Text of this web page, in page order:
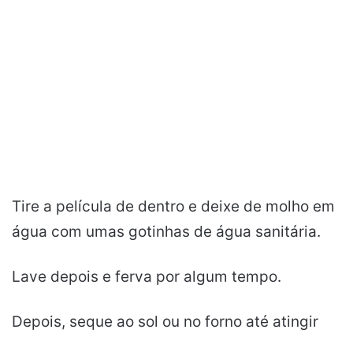
Tire a película de dentro e deixe de molho em
água com umas gotinhas de água sanitária.
Lave depois e ferva por algum tempo.
Depois, seque ao sol ou no forno até atingir